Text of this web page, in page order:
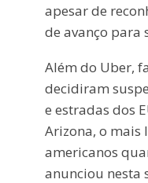
apesar de
de avanço para
Além do Uber,
decidiram
e estradas dos
Arizona, o mais
americanos
anunciou nesta